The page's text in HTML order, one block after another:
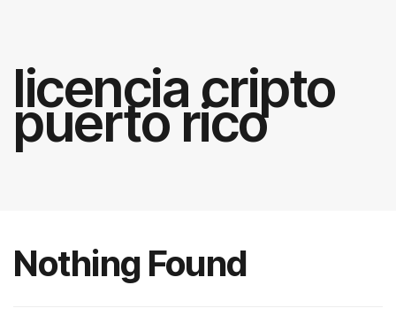
licencia cripto
puerto rico
Nothing Found